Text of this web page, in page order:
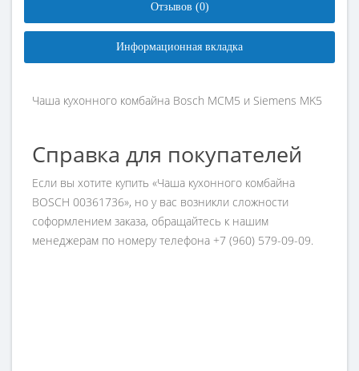
Отзывов (0)
Информационная вкладка
Чаша кухонного комбайна Bosch MCM5 и Siemens MK5
Справка для покупателей
Если вы хотите купить «Чаша кухонного комбайна
BOSCH 00361736», но у вас возникли сложности
соформлением заказа, обращайтесь к нашим
менеджерам по номеру телефона +7 (960) 579-09-09.